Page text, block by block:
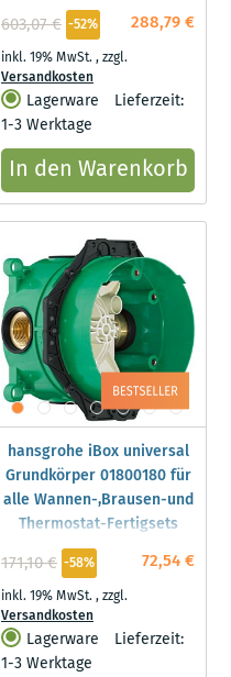
288,79 €
603,07 € -52%
inkl. 19% MwSt.,zzgl.
Versandkosten
Lagerware
Lieferzeit:
1-3 Werktage
In den Warenkorb
hansgrohe iBox universal
Grundkörper 01800180 für
alle Wannen-,Brausen-und
Thermostat-Fertigsets
72,54 €
171,10 € -58%
inkl. 19% MwSt.,zzgl.
Versandkosten
Lagerware
Lieferzeit:
1-3 Werktage